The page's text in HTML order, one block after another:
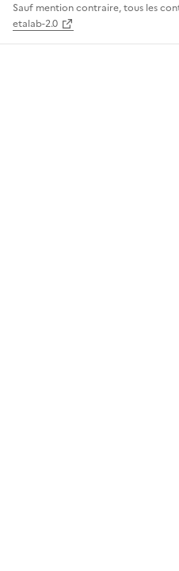
Sauf mention contraire, tous les
etalab-2.0